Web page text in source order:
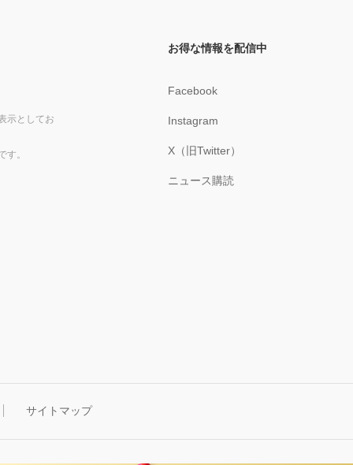
示としてお
す。
お得な情報を配信中
Facebook
Instagram
X（旧Twitter）
ニュース購読
サイトマップ